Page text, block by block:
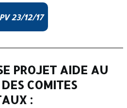
PV 23/12/17
PROJET AIDE AU
COMITES
: